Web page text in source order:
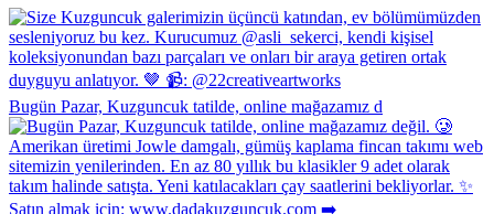
Bugün Pazar, Kuzguncuk tatilde, online mağazamız d